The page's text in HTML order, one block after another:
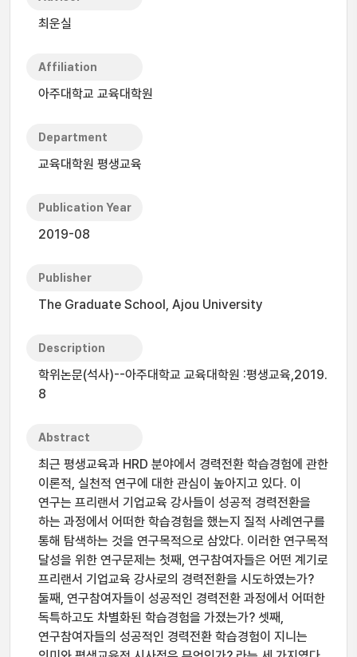
최운실
Affiliation
아주대학교 교육대학원
Department
교육대학원 평생교육
Publication Year
2019-08
Publisher
The Graduate School, Ajou University
Description
학위논문(석사)--아주대학교 교육대학원 :평생교육,2019.
8
Abstract
최근 평생교육과 HRD 분야에서 경력전환 학습경험에 관한
이론적, 실천적 연구에 대한 관심이 높아지고 있다. 이
연구는 프리랜서 기업교육 강사들이 성공적 경력전환을
하는 과정에서 어떠한 학습경험을 했는지 질적 사례연구를
통해 탐색하는 것을 연구목적으로 삼았다. 이러한 연구목적
달성을 위한 연구문제는 첫째, 연구참여자들은 어떤 계기로
프리랜서 기업교육 강사로의 경력전환을 시도하였는가?
둘째, 연구참여자들이 성공적인 경력전환 과정에서 어떠한
독특하고도 차별화된 학습경험을 가졌는가? 셋째,
연구참여자들의 성공적인 경력전환 학습경험이 지니는